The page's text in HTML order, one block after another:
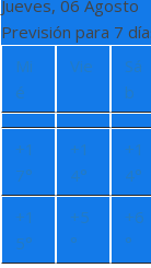
Jueves, 06 Agosto
Previsión para 7
Mi
é
Vie
Sá
b
+1
7°
+1
4°
+1
4°
+1
5°
+5
°
+6
°